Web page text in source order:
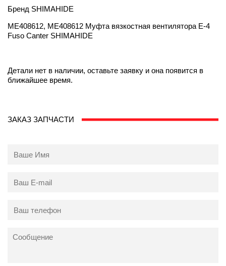
Бренд SHIMAHIDE
ME408612, ME408612 Муфта вязкостная вентилятора Е-4
Fuso Canter SHIMAHIDE
Детали нет в наличии, оставьте заявку и она появится в
ближайшее время.
ЗАКАЗ ЗАПЧАСТИ